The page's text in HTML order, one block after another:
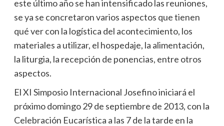
este último año se han intensificado las reuniones,
se ya se concretaron varios aspectos que tienen
qué ver con la logística del acontecimiento, los
materiales a utilizar, el hospedaje, la alimentación,
la liturgia, la recepción de ponencias, entre otros
aspectos.
El XI Simposio Internacional Josefino iniciará el
próximo domingo 29 de septiembre de 2013, con la
Celebración Eucarística a las 7 de la tarde en la